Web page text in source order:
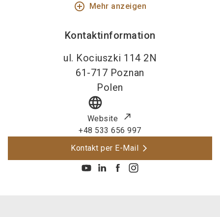
add_circle_outline Mehr anzeigen
Kontaktinformation
ul. Kociuszki 114 2N
61-717 Poznan
Polen
language
Website
+48 533 656 997
Kontakt per E-Mail